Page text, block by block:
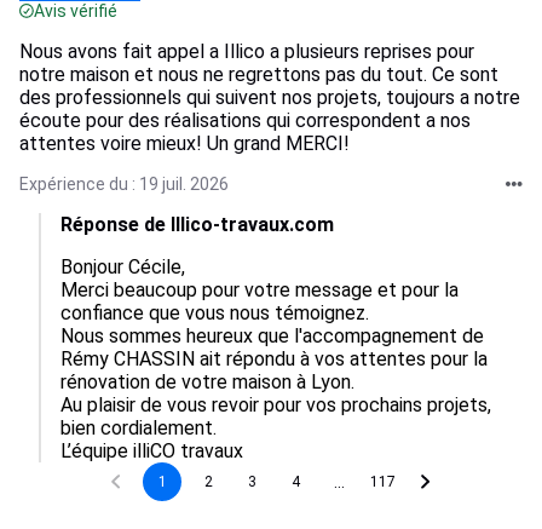
Avis vérifié
Nous avons fait appel a Illico a plusieurs reprises pour
notre maison et nous ne regrettons pas du tout. Ce sont
des professionnels qui suivent nos projets, toujours a notre
écoute pour des réalisations qui correspondent a nos
attentes voire mieux! Un grand MERCI!
Expérience du : 19 juil. 2026
Réponse de Illico-travaux.com
Bonjour Cécile,
Merci beaucoup pour votre message et pour la
confiance que vous nous témoignez.
Nous sommes heureux que l'accompagnement de
Rémy CHASSIN ait répondu à vos attentes pour la
rénovation de votre maison à Lyon.
Au plaisir de vous revoir pour vos prochains projets,
bien cordialement.
L’équipe illiCO travaux
1 2 3 4 117